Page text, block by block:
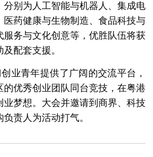
分别为人工智能与机器人、集成电
医药健康与生物制造、食品科技与
服务与文化创意等，优胜队伍将获
配套支援。
业青年提供了广阔的交流平台，
的优秀创业团队同台竞技，在粤港
业梦想。大会并邀请到商界、科技
责人为活动打气。